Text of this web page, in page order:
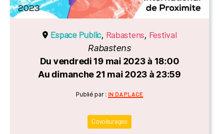
Espace Public, Rabastens, Festival
Rabastens
Du vendredi 19 mai 2023 à 18:00
Au dimanche 21 mai 2023 à 23:59
Catégories
Publié par : IN DA PLACE
Covoiturages